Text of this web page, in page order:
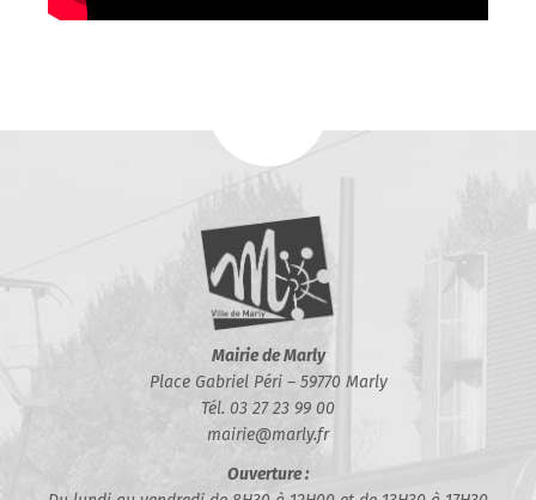
Mairie de Marly
Place Gabriel Péri – 59770 Marly
Tél. 03 27 23 99 00
mairie@marly.fr
Ouverture :